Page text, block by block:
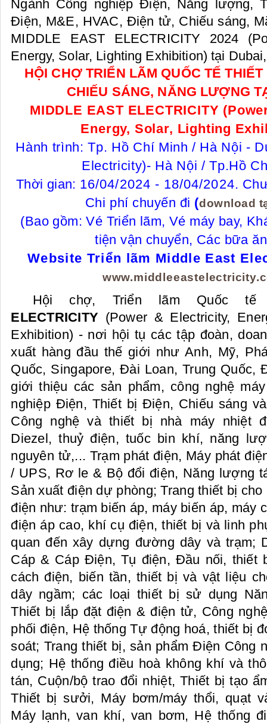
Ngành Công nghiệp Điện, Năng lượng,
Điện, M&E, HVAC, Điện tử, Chiếu sáng,
MIDDLE EAST ELECTRICITY 2024
Energy, Solar, Lighting Exhibition) tại
HỘI CHỢ TRIỂN LÃM QUỐC TẾ
CHIẾU SÁNG, NĂNG LƯỢNG
MIDDLE EAST ELECTRICITY
Energy, Solar, Lighting
Hành trình: Tp. Hồ Chí Minh / Hà Nội -
Electricity)- Hà Nội / Tp.Hồ
Thời gian: 16/04/2024 - 18/04/2024.
Chi phí chuyến đi (download
(Bao gồm: Vé Triển lãm, Vé máy bay,
tiện vận chuyển, Các bữa
Website Triển lãm Middle East
Hội chợ, Triển lãm Quốc
ELECTRICITY (Power & Electricity,
Exhibition) - nơi hội tụ các tập đoàn,
xuất hàng đầu thế giới như Anh, Mỹ,
Quốc, Singapore, Đài Loan, Trung
giới thiệu các sản phẩm, công nghệ
nghiệp Điện, Thiết bị Điện, Chiếu sáng
Công nghệ và thiết bị nhà máy nhiệt
Diezel, thuỷ điện, tuốc bin khí, năng
nguyên tử,... Trạm phát điện, Máy phát
/ UPS, Rơ le & Bộ đổi điện, Năng lượng
Sản xuất điện dự phòng; Trang thiết bị
điện như: trạm biến áp, máy biến áp, máy
điện áp cao, khí cụ điện, thiết bị và linh
quan đến xây dựng đường dây và trạm;
Cáp & Cáp Điện, Tụ điện, Đầu nối, thiết
cách điện, biến tần, thiết bị và vật liệu
dây ngầm; các loại thiết bị sử dụng
Thiết bị lắp đặt điện & điện tử, Công
phối điện, Hệ thống Tự động hoá, thiết bị
soát; Trang thiết bị, sản phẩm Điện Công
dụng; Hệ thống điều hoà không khí và
tán, Cuộn/bộ trao đổi nhiệt, Thiết bị tạo
Thiết bị sưởi, Máy bơm/máy thổi, quạt
Máy lạnh, van khí, van bơm, Hệ thống